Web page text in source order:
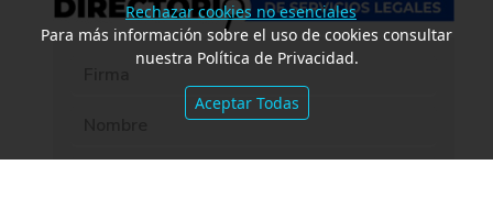
Rechazar cookies no esenciales
Para más información sobre el uso de cookies consultar
nuestra Política de Privacidad.
Aceptar Todas